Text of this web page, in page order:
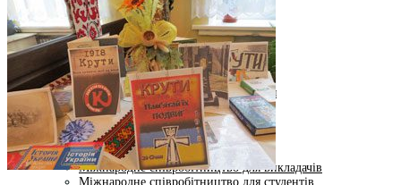
Студентам
Денна форма навчання
Заочна форма навчання
Студентська рада
Документація. Карантин
Документація. Воєнний стан
Центр кар’єри та працевлаштування
Центр дуальної освіти
Неформальна та інформальна освіта
Вступникам
Міжнародне співробітництво
Міжнародне співробітництво для викладачів
Міжнародне співробітництво для студентів